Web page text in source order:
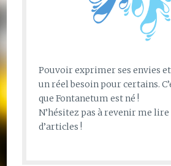
Pouvoir exprimer ses envies
un réel besoin pour certains.
que Fontanetum est né !
N’hésitez pas à revenir me
d’articles !